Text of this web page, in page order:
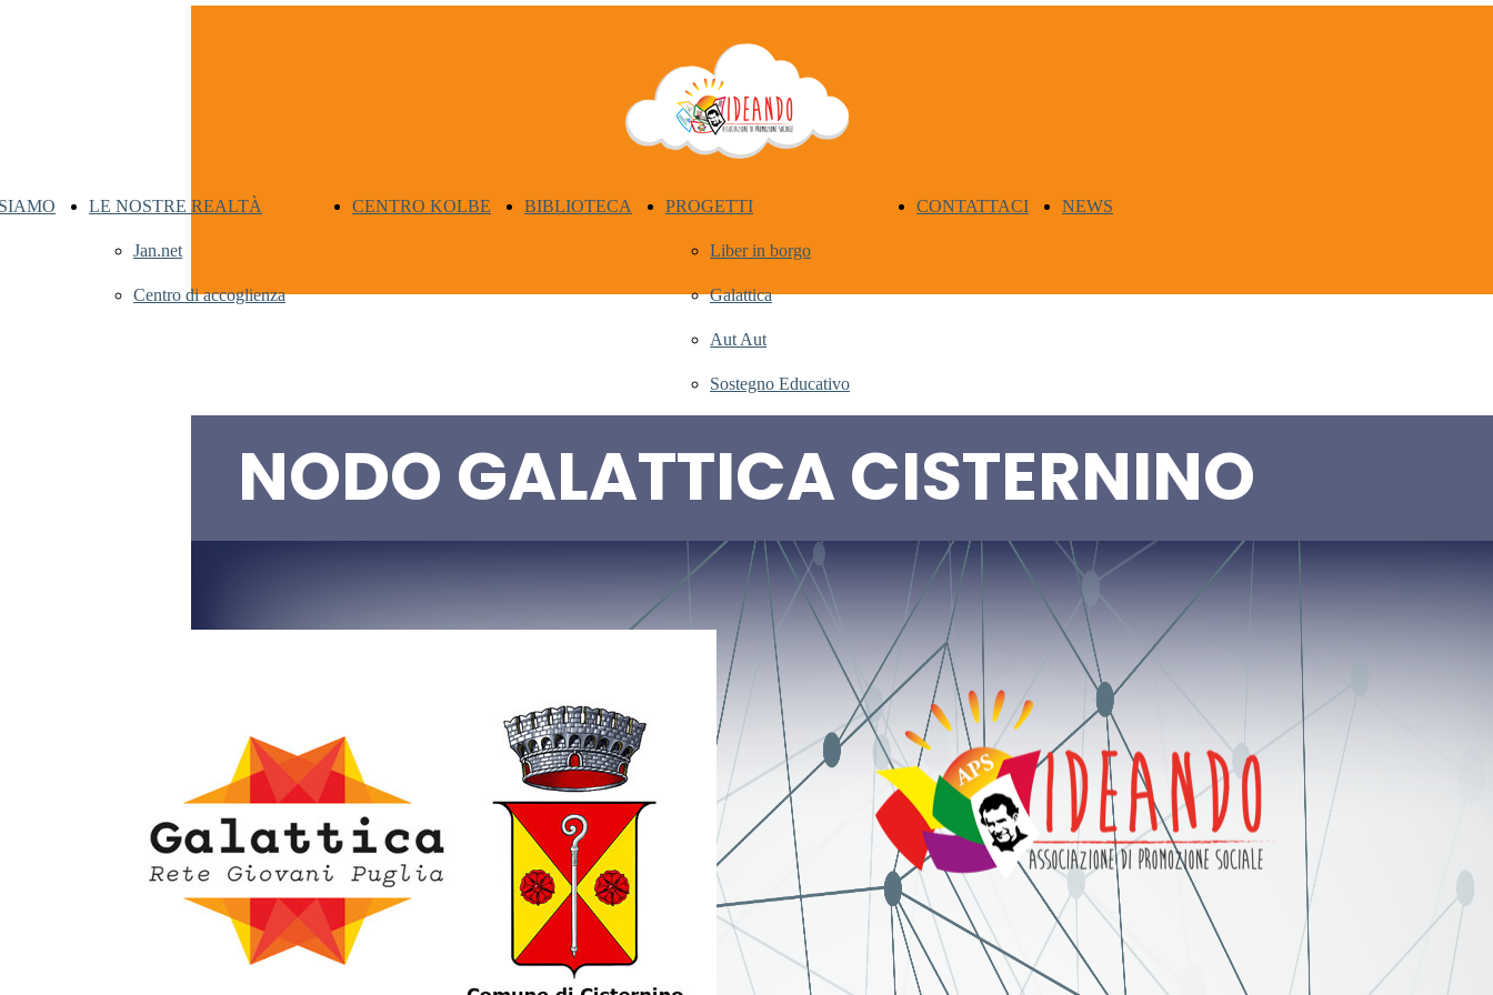
LE NOSTRE REALTÀ
Jan.net
Centro di accoglienza
CENTRO KOLBE BIBLIOTECA PROGETTI
Liber in borgo
Galattica
Aut Aut
Sostegno Educativo
CONTATTACI NEWS
NODO GALATTICA CISTERNINO